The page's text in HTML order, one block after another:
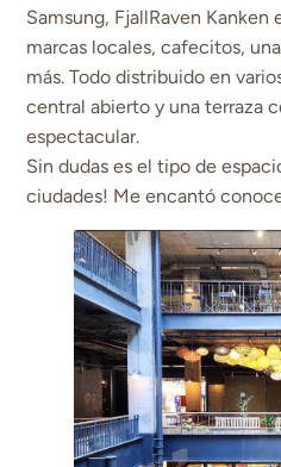
Samsung, FjallRaven
marcas locales, cafecitos,
más. Todo distribuido en
central abierto y una terraza
espectacular.
Sin dudas es el tipo de
ciudades! Me encantó